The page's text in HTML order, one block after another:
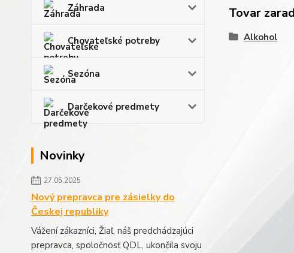
Záhrada
Chovateľské potreby
Sezóna
Darčekové predmety
Novinky
27.05.2025
Nový prepravca pre zásielky do
Českej republiky
Vážení zákazníci, Žiaľ, náš predchádzajúci
prepravca, spoločnosť QDL, ukončila svoju
Tovar
Alkohol